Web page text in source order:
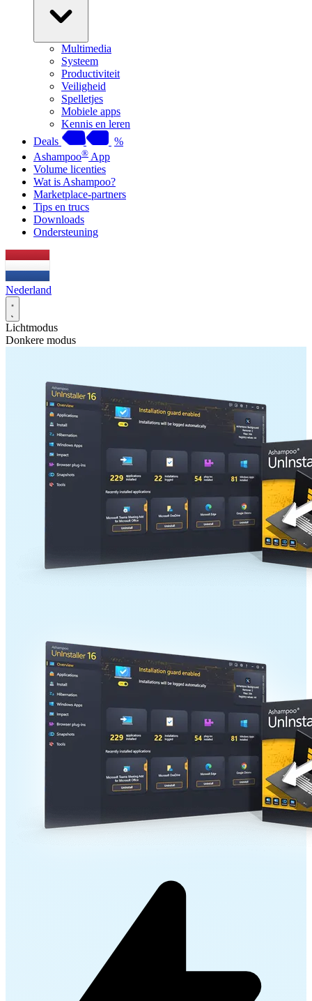
Multimedia
Systeem
Productiviteit
Veiligheid
Spelletjes
Mobiele apps
Kennis en leren
Deals
%
Ashampoo® App
Volume licenties
Wat is Ashampoo?
Marketplace-partners
Tips en trucs
Downloads
Ondersteuning
Nederland
Lichtmodus
Donkere modus